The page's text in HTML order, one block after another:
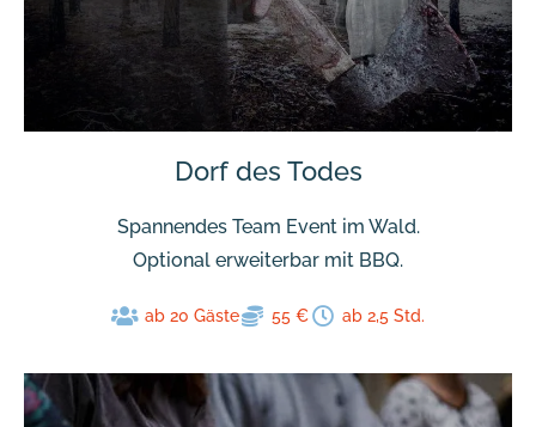
Dorf des Todes
Spannendes Team Event im Wald.
Optional erweiterbar mit BBQ.
ab 20 Gäste 55 € ab 2,5 Std.